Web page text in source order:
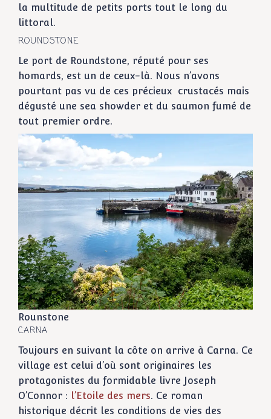
la multitude de petits ports tout le long du
littoral.
ROUNDSTONE
Le port de Roundstone, réputé pour ses
homards, est un de ceux-là. Nous n’avons
pourtant pas vu de ces précieux crustacés mais
dégusté une sea showder et du saumon fumé de
tout premier ordre.
Rounstone
CARNA
Toujours en suivant la côte on arrive à Carna. Ce
village est celui d’où sont originaires les
protagonistes du formidable livre Joseph
O’Connor : l’Etoile des mers. Ce roman
historique décrit les conditions de vies des